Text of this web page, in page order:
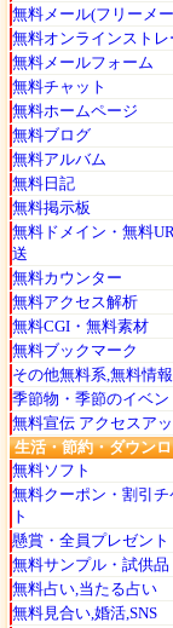
無料メール(フリーメ
無料オンラインストレ
無料メールフォーム
無料チャット
無料ホームページ
無料ブログ
無料アルバム
無料日記
無料掲示板
無料ドメイン・無料
送
無料カウンター
無料アクセス解析
無料CGI・無料素材
無料ブックマーク
その他無料系,無料情報
季節物・季節のイベン
無料宣伝 アクセスア
生活・節約・ダウン
無料ソフト
無料クーポン・割引チ
ト
懸賞・全員プレゼント
無料サンプル・試供品
無料占い,当たる占い
無料見合い,婚活,SNS